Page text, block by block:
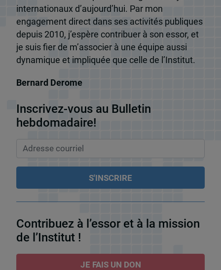
internationaux d’aujourd’hui. Par mon
engagement direct dans ses activités publiques
depuis 2010, j’espère contribuer à son essor, et
je suis fier de m’associer à une équipe aussi
dynamique et impliquée que celle de l’Institut.
Bernard Derome
Inscrivez-vous au Bulletin
hebdomadaire!
Contribuez à l’essor et à la mission
de l’Institut !
JE FAIS UN DON